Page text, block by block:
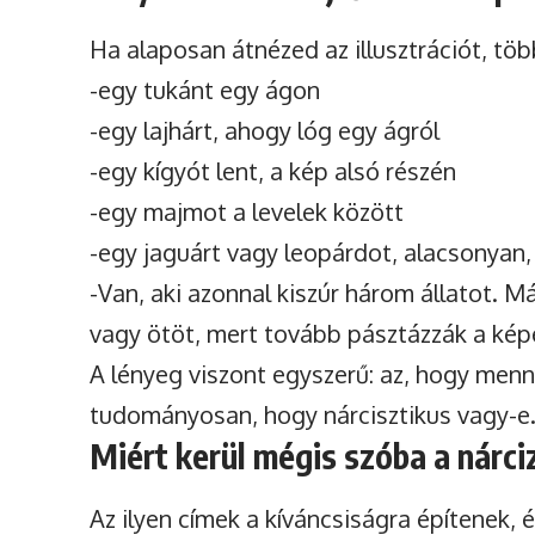
Ha alaposan átnézed az illusztrációt,
-egy tukánt egy ágon
-egy lajhárt, ahogy lóg egy ágról
-egy kígyót lent, a kép alsó részén
-egy majmot a levelek között
-egy jaguárt vagy leopárdot,
-Van, aki azonnal kiszúr három állatot.
vagy ötöt, mert tovább pásztázzák a
A lényeg viszont egyszerű: az, hogy
tudományosan, hogy nárcisztikus vagy-
Miért kerül mégis szóba a
Az ilyen címek a kíváncsiságra